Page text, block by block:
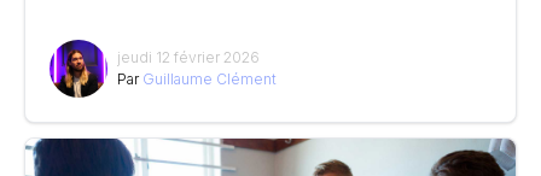
jeudi 12 février 2026
Par Guillaume Clément